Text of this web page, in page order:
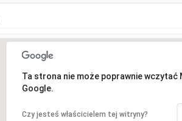
Ta strona nie może poprawnie wczytać
Google.
Czy jesteś właścicielem tej witryny?